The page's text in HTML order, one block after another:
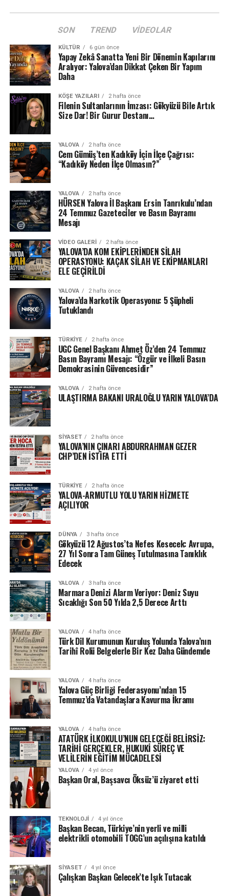
SON TREND VIDEOLAR
KÜLTÜR 6 gün önce
Yapay Zekâ Sanatta Yeni Bir Dönemin Kapılarını
Aralıyor: Yalova’dan Dikkat Çeken Bir Yapım
Daha
KÖŞE YAZILARI 2 hafta önce
Filenin Sultanlarının İmzası: Gökyüzü Bile Artık
Size Dar! Bir Gurur Destanı…
YALOVA 2 hafta önce
Cem Gümüş’ten Kadıköy İçin İlçe Çağrısı:
“Kadıköy Neden İlçe Olmasın?”
YALOVA 2 hafta önce
HÜRSEN Yalova İl Başkanı Ersin Tanrıkulu’ndan
24 Temmuz Gazeteciler ve Basın Bayramı
Mesajı
VIDEO GALERI 2 hafta önce
YALOVA’DA KOM EKİPLERİNDEN SİLAH
OPERASYONU: KAÇAK SİLAH VE EKİPMANLARI
ELE GEÇİRİLDİ
YALOVA 2 hafta önce
Yalova’da Narkotik Operasyonu: 5 Şüpheli
Tutuklandı
TÜRKIYE 2 hafta önce
UGC Genel Başkanı Ahmet Öz’den 24 Temmuz
Basın Bayramı Mesajı: “Özgür ve İlkeli Basın
Demokrasinin Güvencesidir”
YALOVA 2 hafta önce
ULAŞTIRMA BAKANI URALOĞLU YARIN YALOVA’DA
SIYASET 2 hafta önce
YALOVA’NIN ÇINARI ABDURRAHMAN GEZER
CHP’DEN İSTİFA ETTİ
TÜRKIYE 2 hafta önce
YALOVA-ARMUTLU YOLU YARIN HİZMETE
AÇILIYOR
DÜNYA 3 hafta önce
Gökyüzü 12 Ağustos’ta Nefes Kesecek: Avrupa,
27 Yıl Sonra Tam Güneş Tutulmasına Tanıklık
Edecek
YALOVA 3 hafta önce
Marmara Denizi Alarm Veriyor: Deniz Suyu
Sıcaklığı Son 50 Yılda 2,5 Derece Arttı
YALOVA 4 hafta önce
Türk Dil Kurumunun Kuruluş Yolunda Yalova’nın
Tarihî Rolü Belgelerle Bir Kez Daha Gündemde
YALOVA 4 hafta önce
Yalova Güç Birliği Federasyonu’ndan 15
Temmuz’da Vatandaşlara Kavurma İkramı
YALOVA 4 hafta önce
ATATÜRK İLKOKULU’NUN GELECEĞİ BELİRSİZ:
TARİHİ GERÇEKLER, HUKUKİ SÜREÇ VE
VELİLERİN EĞİTİM MÜCADELESİ
YALOVA 4 yıl önce
Başkan Oral, Başsavcı Öksüz’ü ziyaret etti
TEKNOLOJI 4 yıl önce
Başkan Becan, Türkiye’nin yerli ve milli
elektrikli otomobili TOGG’un açılışına katıldı
SIYASET 4 yıl önce
Çalışkan Başkan Gelecek’te Işık Tutacak